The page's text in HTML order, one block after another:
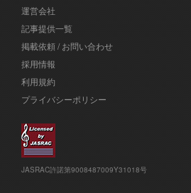
運営会社
記事提供一覧
掲載依頼 / お問い合わせ
採用情報
利用規約
プライバシーポリシー
JASRAC許諾第9008487009Y31018号